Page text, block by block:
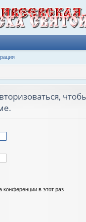
в этот раз